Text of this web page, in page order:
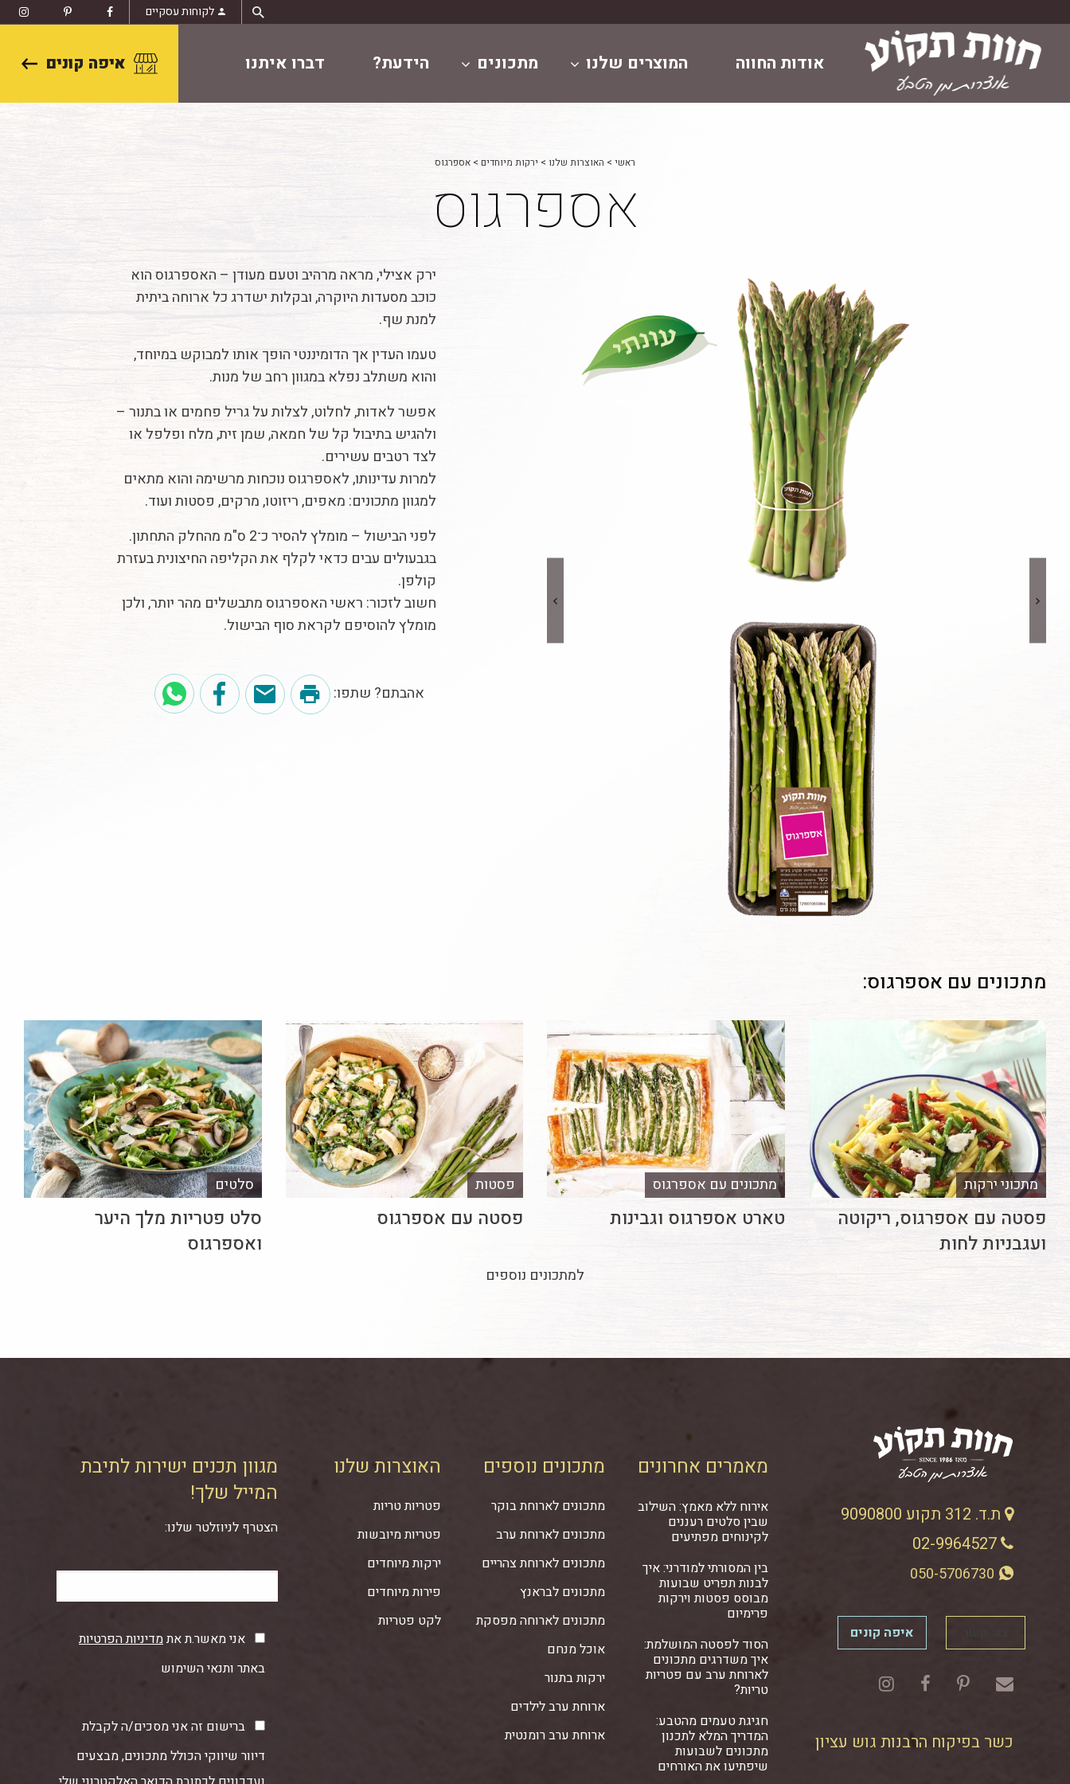
content
לקוחות עסקיים
אודות החווה המוצרים שלנו מתכונים הידעת? דברו איתנו איפה קונים
ראשי > האוצרות שלנו > ירקות מיוחדים > אספרגוס
אספרגוס
ירק אצילי, מראה מרהיב וטעם מעודן – האספרגוס הוא
כוכב מסעדות היוקרה, ובקלות ישדרג כל ארוחה ביתית
למנת שף.
טעמו העדין אך הדומיננטי הופך אותו למבוקש במיוחד,
והוא משתלב נפלא במגוון רחב של מנות.
אפשר לאדות, לחלוט, לצלות על גריל פחמים או בתנור –
ולהגיש בתיבול קל של חמאה, שמן זית, מלח ופלפל או
לצד רטבים עשירים.
למרות עדינותו, לאספרגוס נוכחות מרשימה והוא מתאים
למגוון מתכונים: מאפים, ריזוטו, מרקים, פסטות ועוד.
לפני הבישול – מומלץ להסיר כ־2 ס"מ מהחלק התחתון.
בגבעולים עבים כדאי לקלף את הקליפה החיצונית בעזרת
קולפן.
חשוב לזכור: ראשי האספרגוס מתבשלים מהר יותר, ולכן
מומלץ להוסיפם לקראת סוף הבישול.
אהבתם? שתפו:
מתכונים עם אספרגוס:
מתכוני ירקות
פסטה עם אספרגוס, ריקוטה
ועגבניות לחות
מתכונים עם אספרגוס
טארט אספרגוס וגבינות
פסטות
פסטה עם אספרגוס
סלטים
סלט פטריות מלך היער
ואספרגוס
למתכונים נוספים
ת.ד. 312 תקוע 9090800
איפה קונים
כשר בפיקוח הרבנות גוש עציון
מאמרים אחרונים
אירוח ללא מאמץ: השילוב
שבין סלטים רעננים
לקינוחים מפתיעים
בין המסורתי למודרני: איך
לבנות תפריט שבועות
מבוסס פסטות וירקות
פרימיום
הסוד לפסטה המושלמת:
איך משדרגים מתכונים
לארוחת ערב עם פטריות
טריות?
חגיגת טעמים מהטבע:
המדריך המלא לתכנון
מתכונים לשבועות
שיפתיעו את האורחים
מתכונים נוספים
מתכונים לארוחת בוקר
מתכונים לארוחת ערב
מתכונים לארוחת צהריים
מתכונים לבראנץ
מתכונים לארוחה מפסקת
אוכל מנחם
ירקות בתנור
ארוחת ערב לילדים
ארוחת ערב רומנטית
האוצרות שלנו
פטריות טריות
פטריות מיובשות
ירקות מיוחדים
פירות מיוחדים
לקט פטריות
מגוון תכנים ישירות לתיבת
המייל שלך!
הצטרף לניוזלטר שלנו:
אני מאשר.ת אתמדיניות הפרטיות
באתר ותנאי השימוש
ברישום זה אני מסכים/ה לקבלת
דיוור שיווקי הכולל מתכונים, מבצעים